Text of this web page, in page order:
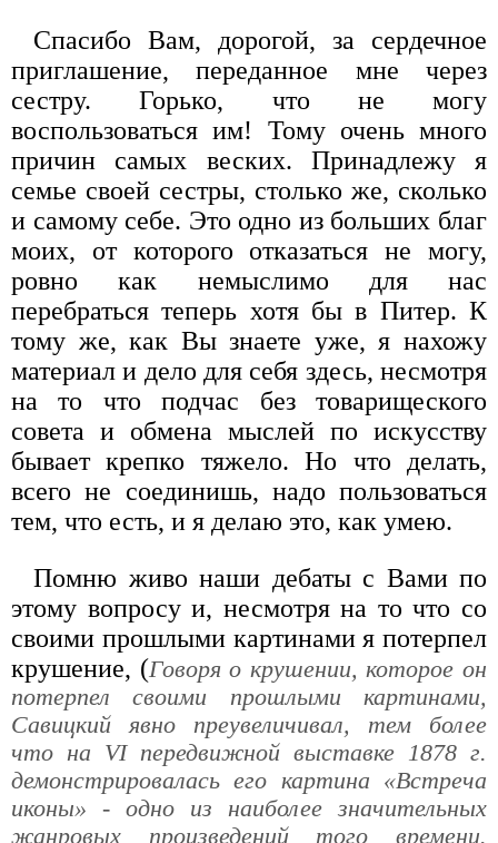
Спасибо Вам, дорогой, за сердечное
приглашение, переданное мне через
сестру. Горько, что не могу
воспользоваться им! Тому очень много
причин самых веских. Принадлежу я
семье своей сестры, столько же, сколько
и самому себе. Это одно из больших благ
моих, от которого отказаться не могу,
ровно как немыслимо для нас
перебраться теперь хотя бы в Питер. К
тому же, как Вы знаете уже, я нахожу
материал и дело для себя здесь, несмотря
на то что подчас без товарищеского
совета и обмена мыслей по искусству
бывает крепко тяжело. Но что делать,
всего не соединишь, надо пользоваться
тем, что есть, и я делаю это, как умею.
Помню живо наши дебаты с Вами по
этому вопросу и, несмотря на то что со
своими прошлыми картинами я потерпел
крушение, (Говоря о крушении, которое он
потерпел своими прошлыми картинами,
Савицкий явно преувеличивал, тем более
что на VI передвижной выставке 1878 г.
демонстрировалась его картина «Встреча
иконы» - одно из наиболее значительных
жанровых произведений того времени.